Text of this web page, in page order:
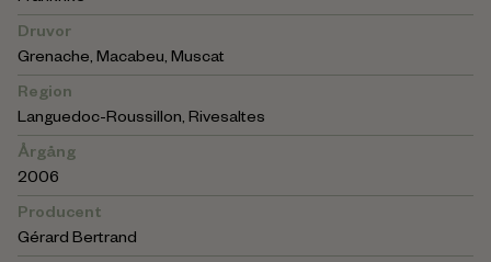
Druvor
Grenache, Macabeu, Muscat
Region
Languedoc-Roussillon, Rivesaltes
Årgång
2006
Producent
Gérard Bertrand